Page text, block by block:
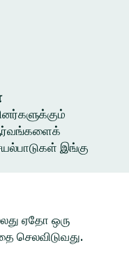
இங்கு
ஏதோ ஒரு
செலவிடுவது.